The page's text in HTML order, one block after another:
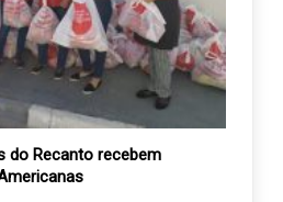
procura pelo Curso de Gestantes da